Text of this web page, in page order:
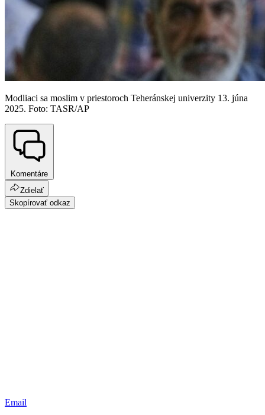
Modliaci sa moslim v priestoroch Teheránskej univerzity 13. júna
2025. Foto: TASR/AP
Komentáre
Zdielať
Skopírovať odkaz
Email